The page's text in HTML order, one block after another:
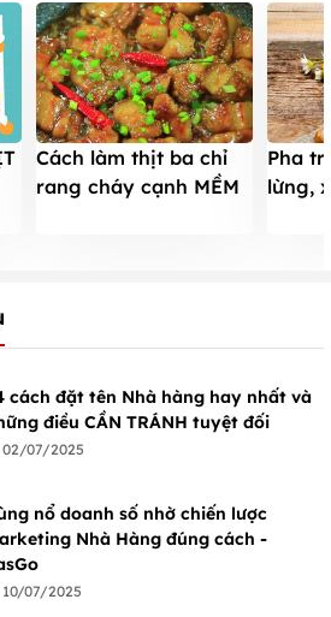
Cách làm thịt ba chỉ
rang cháy cạnh MỀM
Pha
lừng,
cách đặt tên Nhà hàng hay nhất và
điều CẦN TRÁNH tuyệt đối
02/07/2025
nổ doanh số nhờ chiến lược
Nhà Hàng đúng cách -
10/07/2025